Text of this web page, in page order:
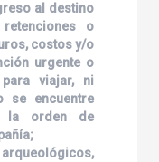
al destino
o
costos y/o
urgente o
viajar, ni
se encuentre
la orden de